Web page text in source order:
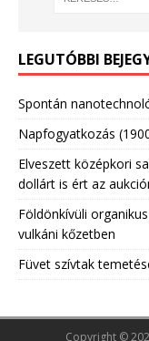
LEGUTÓBBI
Spontán
Napfogyatkozás
Elveszett középkori
dollárt is ért az
Földönkívüli
vulkáni kőzetben
Füvet szívtak
Copyright ©